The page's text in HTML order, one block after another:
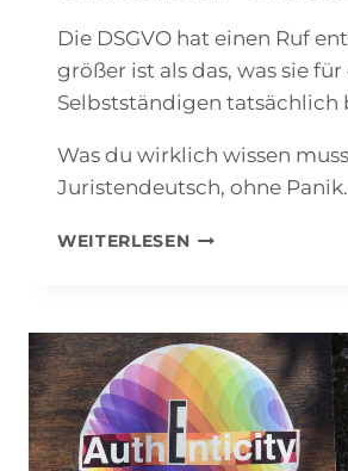
Die DSGVO hat einen Ruf
größer ist als das, was sie
Selbstständigen tatsächlich
Was du wirklich wissen
Juristendeutsch, ohne Panik.
WEITERLESENDSGVO
COACHES:
WAS
DU
WIRKLICH
WISSEN
MUSST